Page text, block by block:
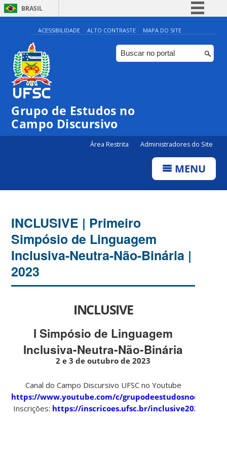
BRASIL
Simplifique!
Comunica BR
Participe
ACESSIBILIDADE ALTO CONTRASTE MAPA DO SITE
Grupo de Estudos no
Campo Discursivo
Área Restrita Administradores do Site
MENU
INCLUSIVE | Primeiro
Simpósio de Linguagem
Inclusiva-Neutra-Não-Binária |
2023
INCLUSIVE
I Simpósio de Linguagem
Inclusiva-Neutra-Não-Binária
2 e 3 de outubro de 2023
Canal do Campo Discursivo UFSC no Youtube
https://www.youtube.com/c/
Inscrições: https://inscricoes.ufsc.br/inclusive2023